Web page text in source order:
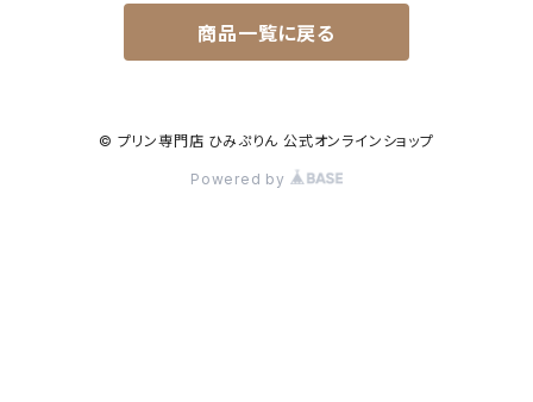
商品一覧に戻る
© プリン専門店 ひみぷりん 公式オンラインショップ
Powered by